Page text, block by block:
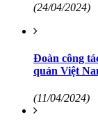
(24/04/2024)
Đoàn công
quán Việt
(11/04/2024)